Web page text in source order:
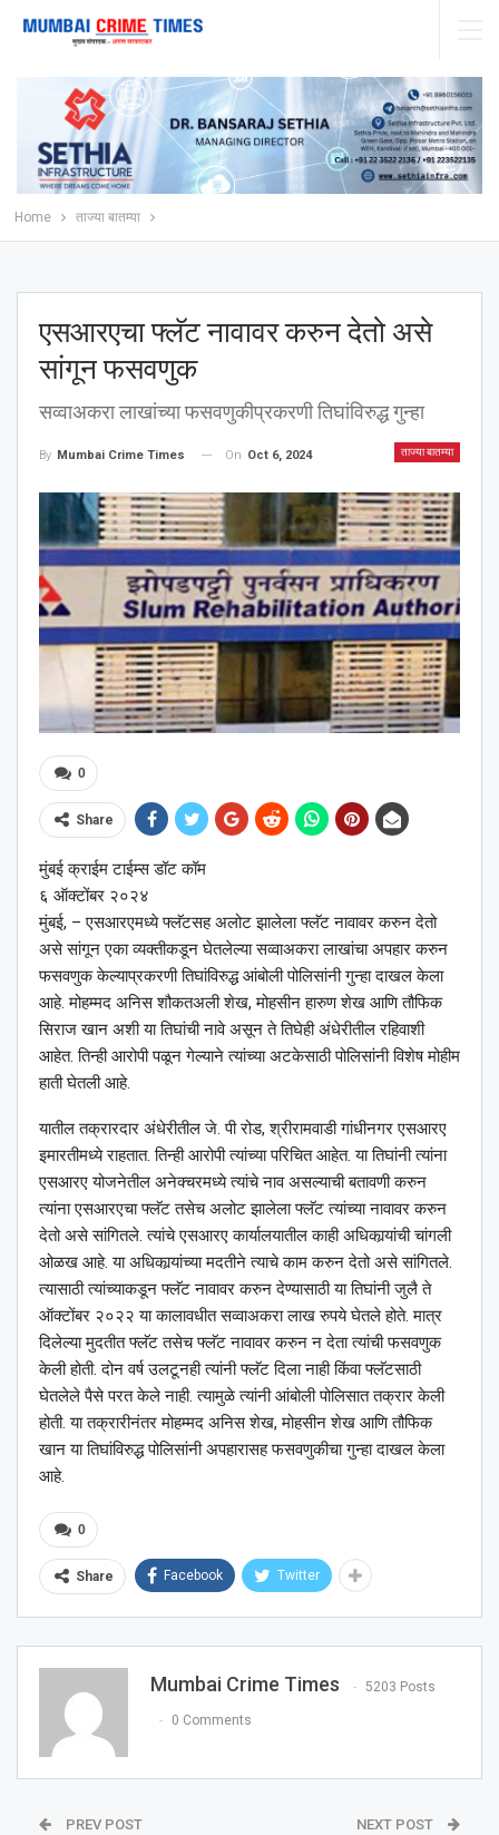
Home ताज्या बातम्या
एसआरएचा फ्लॅट नावावर करुन देतो असे
सांगून फसवणुक
सव्वाअकरा लाखांच्या फसवणुकीप्रकरणी तिघांविरुद्ध गुन्हा
ताज्या बातम्या
By Mumbai Crime Times On Oct 6, 2024
0
Share
मुंबई क्राईम टाईम्स डॉट कॉम
६ ऑक्टोंबर २०२४
मुंबई, – एसआरएमध्ये फ्लॅटसह अलोट झालेला फ्लॅट नावावर करुन देतो
असे सांगून एका व्यक्तीकडून घेतलेल्या सव्वाअकरा लाखांचा अपहार करुन
फसवणुक केल्याप्रकरणी तिघांविरुद्ध आंबोली पोलिसांनी गुन्हा दाखल केला
आहे. मोहम्मद अनिस शौकतअली शेख, मोहसीन हारुण शेख आणि तौफिक
सिराज खान अशी या तिघांची नावे असून ते तिघेही अंधेरीतील रहिवाशी
आहेत. तिन्ही आरोपी पळून गेल्याने त्यांच्या अटकेसाठी पोलिसांनी विशेष मोहीम
हाती घेतली आहे.
यातील तक्रारदार अंधेरीतील जे. पी रोड, श्रीरामवाडी गांधीनगर एसआरए
इमारतीमध्ये राहतात. तिन्ही आरोपी त्यांच्या परिचित आहेत. या तिघांनी त्यांना
एसआरए योजनेतील अनेक्चरमध्ये त्यांचे नाव असल्याची बतावणी करुन
त्यांना एसआरएचा फ्लॅट तसेच अलोट झालेला फ्लॅट त्यांच्या नावावर करुन
देतो असे सांगितले. त्यांचे एसआरए कार्यालयातील काही अधिकार्‍यांची चांगली
ओळख आहे. या अधिकार्‍यांच्या मदतीने त्याचे काम करुन देतो असे सांगितले.
त्यासाठी त्यांच्याकडून फ्लॅट नावावर करुन देण्यासाठी या तिघांनी जुलै ते
ऑक्टोंबर २०२२ या कालावधीत सव्वाअकरा लाख रुपये घेतले होते. मात्र
दिलेल्या मुदतीत फ्लॅट तसेच फ्लॅट नावावर करुन न देता त्यांची फसवणुक
केली होती. दोन वर्ष उलटूनही त्यांनी फ्लॅट दिला नाही किंवा फ्लॅटसाठी
घेतलेले पैसे परत केले नाही. त्यामुळे त्यांनी आंबोली पोलिसात तक्रार केली
होती. या तक्रारीनंतर मोहम्मद अनिस शेख, मोहसीन शेख आणि तौफिक
खान या तिघांविरुद्ध पोलिसांनी अपहारासह फसवणुकीचा गुन्हा दाखल केला
आहे.
0
Share Facebook Twitter
Mumbai Crime Times 5203 Posts
0 Comments
PREV POST NEXT POST